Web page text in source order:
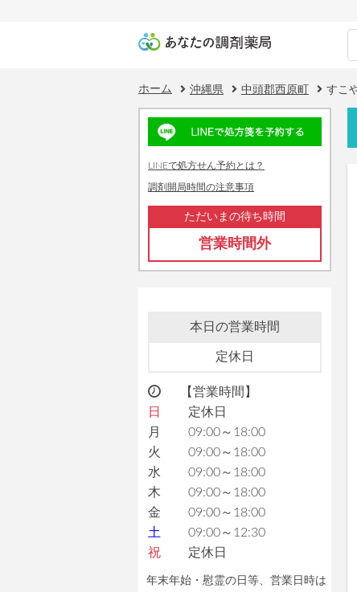
ホーム 沖縄県 中頭郡西原町 すこ
LINEで処方せん予約とは？
調剤開局時間の注意事項
ただいまの待ち時間
営業時間外
本日の営業時間
定休日
【営業時間】
日
定休日
月
09:00～18:00
火
09:00～18:00
水
09:00～18:00
木
09:00～18:00
金
09:00～18:00
土
09:00～12:30
祝
定休日
年末年始・慰霊の日等、営業日時は